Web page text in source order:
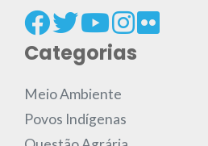
Categorias
Meio Ambiente
Povos Indígenas